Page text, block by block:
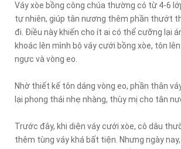
Váy xòe bồng công chúa thường có từ 4-6
tự nhiên, giúp tân nương thêm phần thướt
đi. Điều này khiến cho ít ai có thể cưỡng lại
khoác lên mình bộ váy cưới bồng xòe, tôn
ngực và vòng eo.
Nhờ thiết kế tôn dáng vòng eo, phần thân
lại phong thái nhẹ nhàng, thùy mị cho tân
Trước đây, khi diện váy cưới xòe, cô dâu
thêm tùng váy khá bất tiện. Nhưng ngày